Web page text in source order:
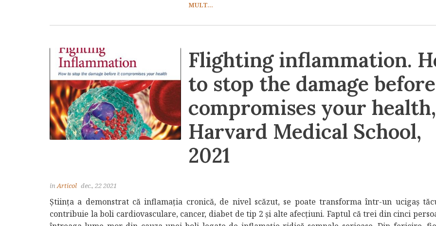
MULT...
Flighting inflammation.
to stop the damage
compromises your health,
Harvard Medical School,
2021
inArticol dec., 22 2021
Știința a demonstrat că inflamația cronică, de nivel scăzut, se poate transforma într-un ucigaș
contribuie la boli cardiovasculare, cancer, diabet de tip 2 și alte afecțiuni. Faptul că trei din cinci